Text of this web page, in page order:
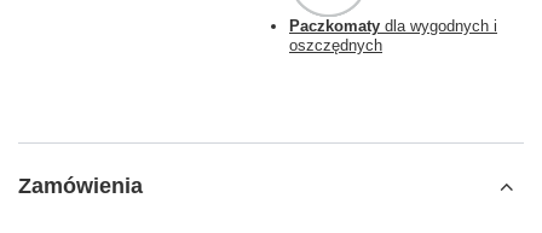
Paczkomaty dla wygodnych i
oszczędnych
Zamówienia